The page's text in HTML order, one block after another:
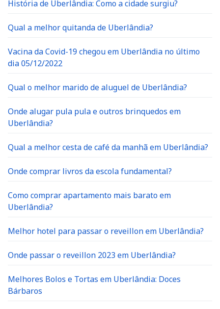
História de Uberlândia: Como a cidade surgiu?
Qual a melhor quitanda de Uberlândia?
Vacina da Covid-19 chegou em Uberlândia no último
dia 05/12/2022
Qual o melhor marido de aluguel de Uberlândia?
Onde alugar pula pula e outros brinquedos em
Uberlândia?
Qual a melhor cesta de café da manhã em Uberlândia?
Onde comprar livros da escola fundamental?
Como comprar apartamento mais barato em
Uberlândia?
Melhor hotel para passar o reveillon em Uberlândia?
Onde passar o reveillon 2023 em Uberlândia?
Melhores Bolos e Tortas em Uberlândia: Doces
Bárbaros